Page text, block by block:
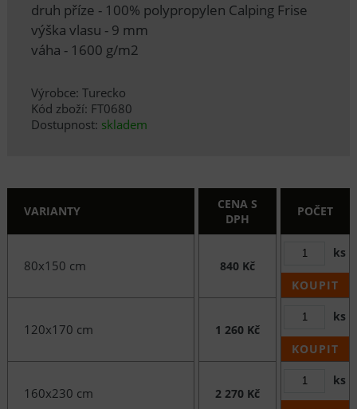
druh příze - 100% polypropylen Calping Frise
výška vlasu - 9 mm
váha - 1600 g/m2
Výrobce: Turecko
Kód zboží: FT0680
Dostupnost: skladem
VARIANTY
CENA S
DPH
POČET
80x150 cm 840 Kč
ks
KOUPIT
120x170 cm 1 260 Kč
ks
KOUPIT
160x230 cm 2 270 Kč
ks